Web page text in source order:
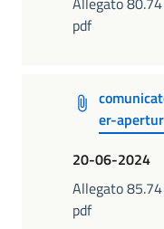
pdf
er-
20-06-2024
Allegato
pdf